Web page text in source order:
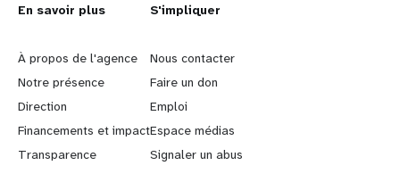
L
e
a
r
n
En savoir plus
À propos de l'agence
Notre présence
Direction
Financements et impact
Transparence
G
o
b
e
y
S'impliquer
Nous contacter
Faire un don
Emploi
Espace médias
Signaler un abus